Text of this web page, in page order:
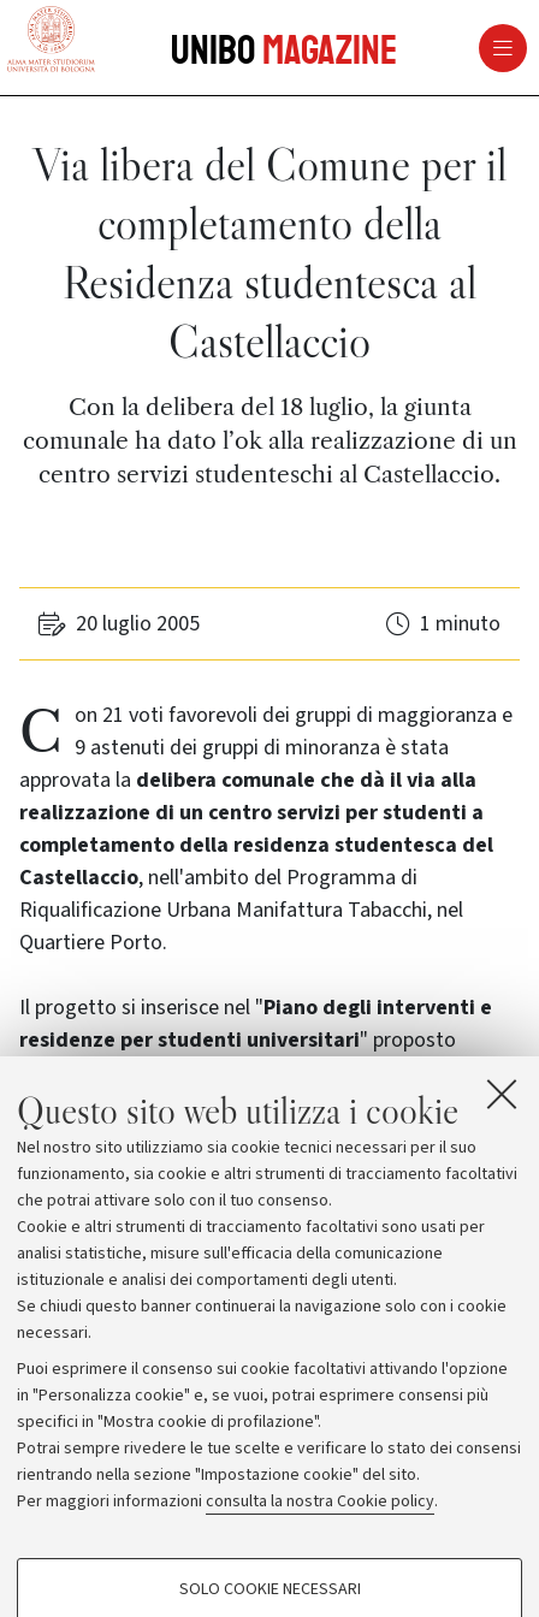
Questo sito web utilizza i cookie
Nel nostro sito utilizziamo sia cookie tecnici necessari per il suo
funzionamento, sia cookie e altri strumenti di tracciamento facoltativi
che potrai attivare solo con il tuo consenso.
Cookie e altri strumenti di tracciamento facoltativi sono usati per
analisi statistiche, misure sull'efficacia della comunicazione
istituzionale e analisi dei comportamenti degli utenti.
Se chiudi questo banner continuerai la navigazione solo con i cookie
necessari.
Puoi esprimere il consenso sui cookie facoltativi attivando l'opzione
in "Personalizza cookie" e, se vuoi, potrai esprimere consensi più
specifici in "Mostra cookie di profilazione".
Potrai sempre rivedere le tue scelte e verificare lo stato dei consensi
rientrando nella sezione "Impostazione cookie" del sito.
Per maggiori informazioni consulta la nostra Cookie policy.
COOKIE DI PROFILAZIONE - FACOLTATIVI
SOLO COOKIE NECESSARI
vai al contenuto della pagina
UniboMagazine
Via libera del Comune per il
completamento della
Residenza studentesca al
Castellaccio
Con la delibera del 18 luglio, la giunta
comunale ha dato l’ok alla realizzazione di un
centro servizi studenteschi al Castellaccio.
20 luglio 2005 1 minuto
Con 21 voti favorevoli dei gruppi di maggioranza e 9 astenuti dei gruppi di minoranza è stata
approvata la delibera comunale che dà il via alla
realizzazione di un centro servizi per studenti a
completamento della residenza studentesca del
Castellaccio, nell'ambito del Programma di
Riqualificazione Urbana Manifattura Tabacchi, nel
Quartiere Porto.
Il progetto si inserisce nel "Piano degli interventi e
residenze per studenti universitari" proposto
dell'Istruzione, a seguito del "Protocollo d'intesa
relativo allo sviluppo edilizio dell'ateneo e ai servizi
degli studenti", sottoscritto nel 2002 tra Comune di
Bologna e Università degli Studi".
Archivio
Comunicati stampa
Redazione
Rassegna stampa